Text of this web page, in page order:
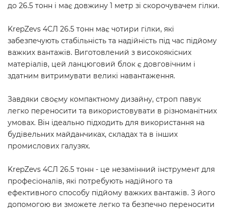
до 26.5 тонн і має довжину 1 метр зі скорочувачем гілки.
KrepZevs 4СЛ 26.5 тонн має чотири гілки, які
забезпечують стабільність та надійність під час підйому
важких вантажів. Виготовлений з високоякісних
матеріалів, цей ланцюговий блок є довговічним і
здатним витримувати великі навантаження.
Завдяки своєму компактному дизайну, строп павук
легко переносити та використовувати в різноманітних
умовах. Він ідеально підходить для використання на
будівельних майданчиках, складах та в інших
промислових галузях.
KrepZevs 4СЛ 26.5 тонн - це незамінний інструмент для
професіоналів, які потребують надійного та
ефективного способу підйому важких вантажів. З його
допомогою ви зможете легко та безпечно переносити